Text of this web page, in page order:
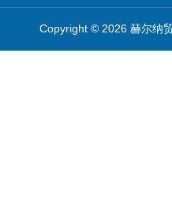
Copyright © 2026 赫尔纳